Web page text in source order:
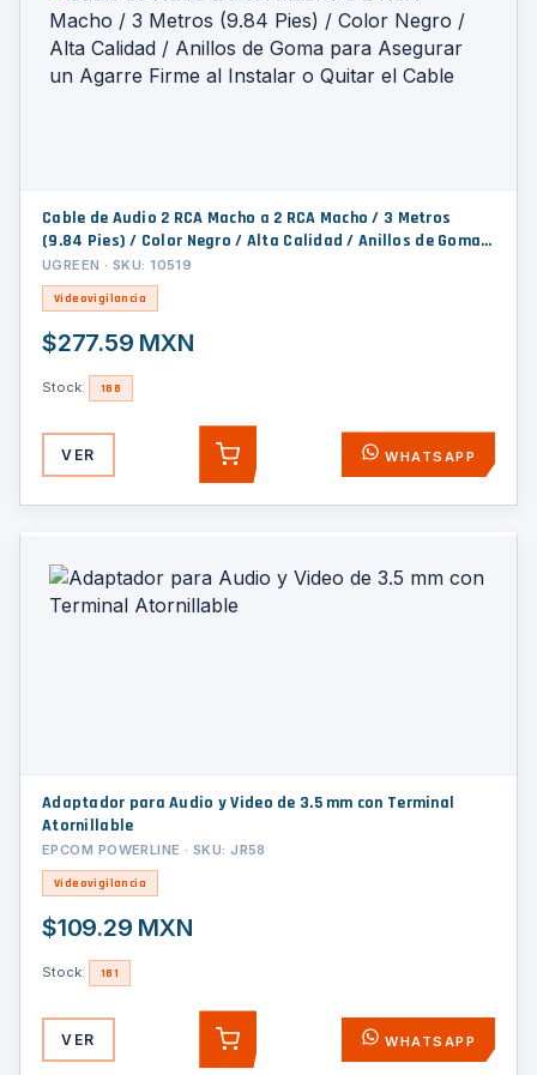
Cable de Audio 2 RCA Macho a 2 RCA Macho / 3 Metros
(9.84 Pies) / Color Negro / Alta Calidad / Anillos de Goma
para Asegurar un Agarre Firme al Instalar o Quitar el Cable
UGREEN · SKU: 10519
Videovigilancia
$277.59 MXN
Stock: 188
VER AGREGAR WHATSAPP
Adaptador para Audio y Video de 3.5 mm con Terminal
Atornillable
EPCOM POWERLINE · SKU: JR58
Videovigilancia
$109.29 MXN
Stock: 181
VER AGREGAR WHATSAPP